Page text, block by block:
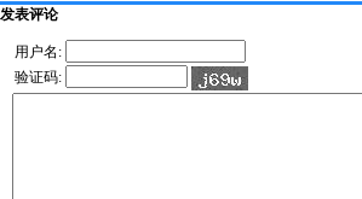
发表评论
用户名:
验证码: